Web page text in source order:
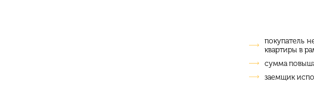
покупатель
квартиры в
сумма
заемщик